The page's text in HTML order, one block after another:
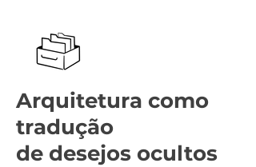
Arquitetura como
tradução
de desejos ocultos